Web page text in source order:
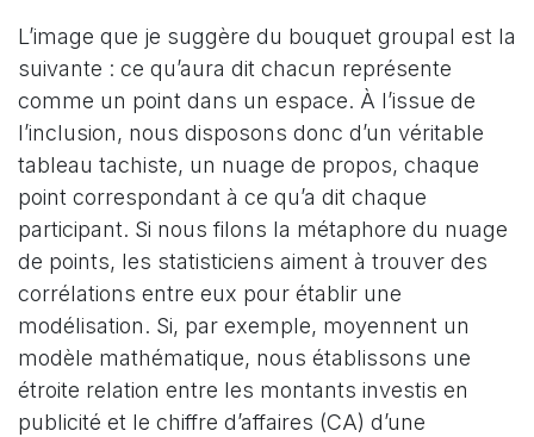
L’image que je suggère du bouquet groupal est la
suivante : ce qu’aura dit chacun représente
comme un point dans un espace. À l’issue de
l’inclusion, nous disposons donc d’un véritable
tableau tachiste, un nuage de propos, chaque
point correspondant à ce qu’a dit chaque
participant. Si nous filons la métaphore du nuage
de points, les statisticiens aiment à trouver des
corrélations entre eux pour établir une
modélisation. Si, par exemple, moyennent un
modèle mathématique, nous établissons une
étroite relation entre les montants investis en
publicité et le chiffre d’affaires (CA) d’une